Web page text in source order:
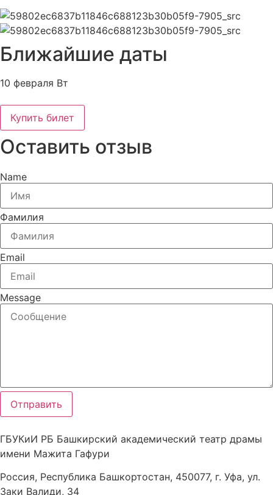
Ближайшие даты
10 февраля Вт
Купить билет
Оставить отзыв
Name
Фамилия
Email
Message
Отправить
ГБУКиИ РБ Башкирский академический театр драмы
имени Мажита Гафури
Россия, Республика Башкортостан, 450077, г. Уфа, ул.
Заки Валиди, 34